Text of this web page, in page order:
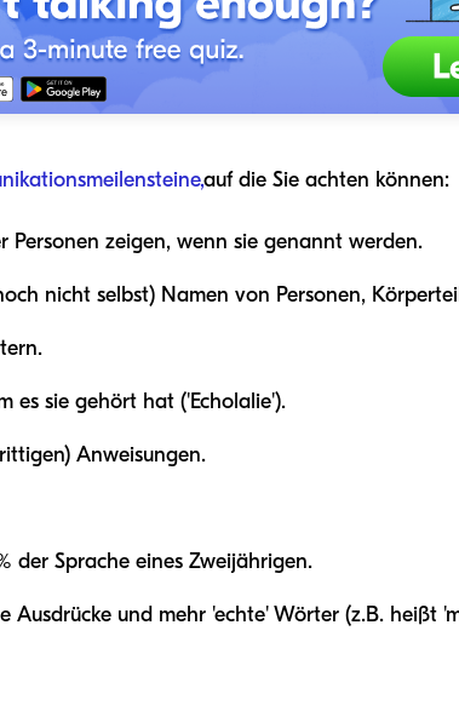
auf die Sie achten können:
Personen zeigen, wenn sie genannt werden.
nicht selbst) Namen von Personen,
es sie gehört hat ('Echolalie').
Anweisungen.
der Sprache eines Zweijährigen.
und mehr 'echte' Wörter (z.B. heißt